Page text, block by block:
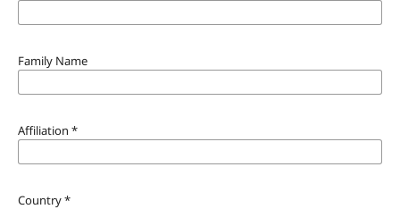
Family Name
Affiliation *
Country*